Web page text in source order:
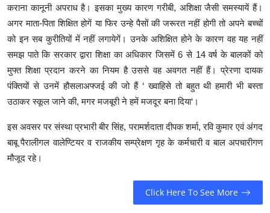
कराना कानूनी अपराध है। इसका मुख्य कारण गरीबी, अशिक्षा जैसी समस्यायें हैं।
अगर माता-पिता शिक्षित होगें या फिर उन्हे पैसों की जरूरत नहीं होगी तो अपने बच्चों
को इन सब कुरीतियों में नहीं लगायेगें। उनके अशिक्षित होने के कारण वह यह नहीं
समझ पाते कि सरकार द्वारा शिक्षा का अधिकार जिसमें 6 से 14 वर्ष के बालकों को
मुफ्त शिक्षा प्रदान करने का नियम है उससे वह अवगत नहीं हैं। प्रेरणा दायक
पंक्तियों से उनमें हौसलाअफ्जई की जो हैं ‘ ख्वाहिसे तो बहुत थी हमारी भी बस्ता
उठाकर स्कूल जाने की, मगर मजबूरी ने हमें मजदूर बना दिया‘।
इस अवसर पर संस्था प्रभारी बीर सिंह, परामर्शदाता दीपक शर्मा, रवि कुमार एवं अंगद
बाबू पैरालीगल वालेण्टियर व राजकीय सम्प्रेक्षण गृह के कर्मचारी व बाल अपचारीगण
मौजूद रहे।
Click Here To See More